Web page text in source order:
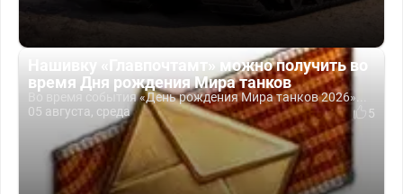
Нашивку «Главпочтамт» можно получить во
время Дня рождения Мира танков
Во время события «День рождения Мира танков 2026»...
05 августа, среда
5